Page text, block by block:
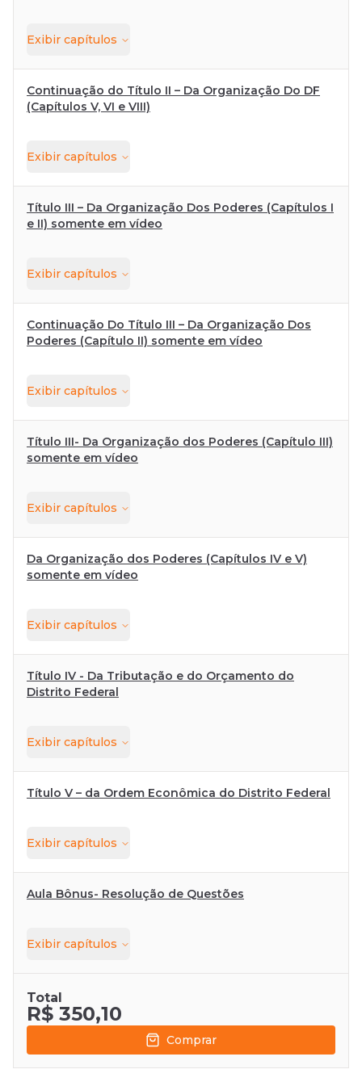
Exibir capítulos
Continuação do Título II – Da Organização Do DF
(Capítulos V, VI e VIII)
Exibir capítulos
Título III – Da Organização Dos Poderes (Capítulos I
e II) somente em vídeo
Exibir capítulos
Continuação Do Título III – Da Organização Dos
Poderes (Capítulo II) somente em vídeo
Exibir capítulos
Título III- Da Organização dos Poderes (Capítulo III)
somente em vídeo
Exibir capítulos
Da Organização dos Poderes (Capítulos IV e V)
somente em vídeo
Exibir capítulos
Título IV - Da Tributação e do Orçamento do
Distrito Federal
Exibir capítulos
Título V – da Ordem Econômica do Distrito Federal
Exibir capítulos
Aula Bônus- Resolução de Questões
Exibir capítulos
Total
R$ 350,10
Comprar